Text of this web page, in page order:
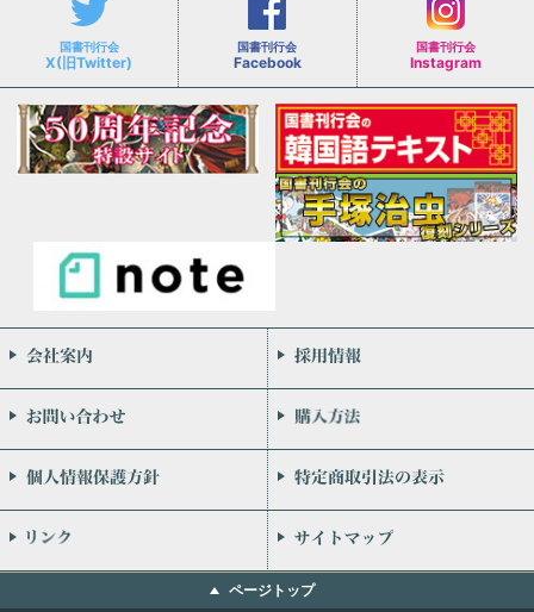
国書刊行会
X(旧Twitter)
国書刊行会
Facebook
国書刊行会
Instagram
会社案内
お問い合わせ
個人情報保護方針
リンク
ページトップ